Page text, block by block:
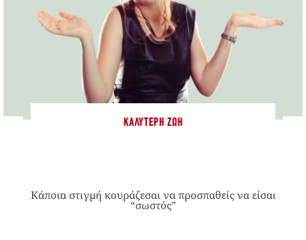
ΚΑΛΎΤΕΡΗ ΖΩΉ
Κάποια στιγμή κουράζεσαι να προσπαθείς να είσαι
“σωστός”